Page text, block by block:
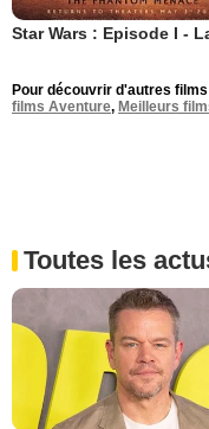
Pour découvrir d'autres films
films Aventure, Meilleurs
Toutes les